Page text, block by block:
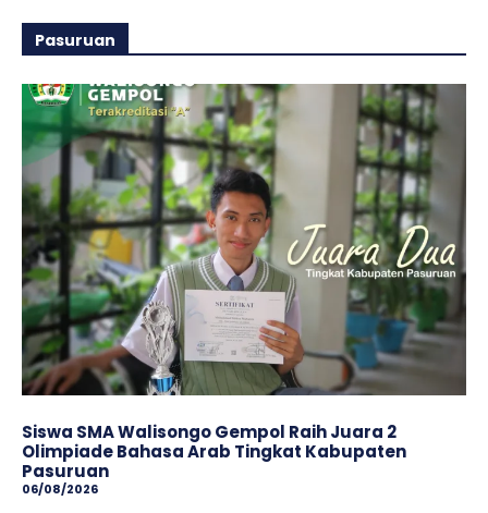
Pasuruan
Siswa SMA Walisongo Gempol Raih Juara 2
Olimpiade Bahasa Arab Tingkat Kabupaten
Pasuruan
06/08/2026